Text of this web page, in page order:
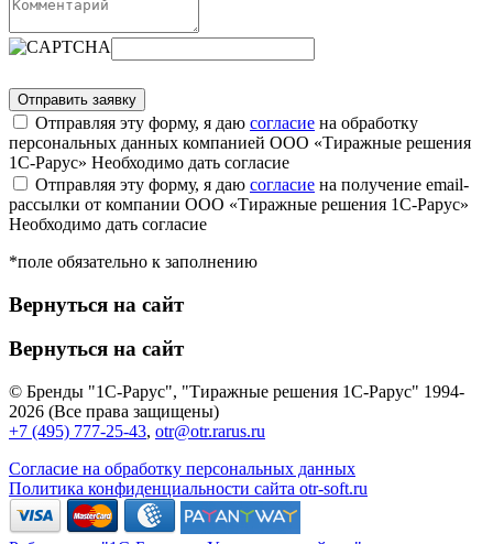
Отправляя эту форму, я даю согласие на обработку
персональных данных компанией ООО «Тиражные решения
1С-Рарус» Необходимо дать согласие
Отправляя эту форму, я даю согласие на получение email-
рассылки от компании ООО «Тиражные решения 1С-Рарус»
Необходимо дать согласие
*поле обязательно к заполнению
Вернуться на сайт
Вернуться на сайт
© Бренды "1С-Рарус", "Тиражные решения 1С-Рарус" 1994-
2026 (Все права защищены)
+7 (495) 777-25-43, otr@otr.rarus.ru
Согласие на обработку персональных данных
Политика конфиденциальности сайта otr-soft.ru